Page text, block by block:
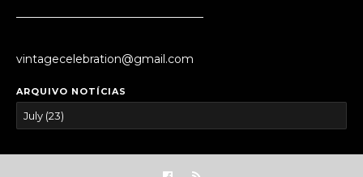
vintagecelebration@gmail.com
ARQUIVO NOTÍCIAS